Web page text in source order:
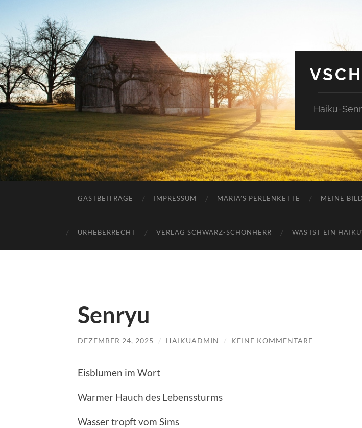
Haiku-
GASTBEITRÄGE IMPRESSUM MARIA’S PERLENKETTE MEINE
URHEBERRECHT VERLAG SCHWARZ-SCHÖNHERR WAS IST EIN
Senryu
DEZEMBER 24, 2025 / HAIKUADMIN / KEINE KOMMENTARE
Eisblumen im Wort
Warmer Hauch des Lebenssturms
Wasser tropft vom Sims